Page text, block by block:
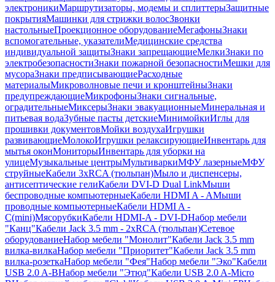
электроникиМаршрутизаторы, модемы и сплиттерыЗащитные
покрытияМашинки для стрижки волосЗвонки
настольныеПроекционное оборудованиеМегафоныЗнаки
вспомогательные, указателиМедицинские средства
индивидуальной защитыЗнаки запрещающиеМелкиЗнаки по
электробезопасностиЗнаки пожарной безопасностиМешки для
мусораЗнаки предписывающиеРасходные
материалыМикроволновые печи и кронштейныЗнаки
предупреждающиеМикрофоныЗнаки сигнальные,
оградительныеМиксерыЗнаки эвакуационныеМинеральная и
питьевая водаЗубные пасты детскиеМинимойкиИглы для
прошивки документовМойки воздухаИгрушки
развивающиеМолокоИгрушки релаксирующиеИнвентарь для
мытья оконМониторыИнвентарь для уборки на
улицеМузыкальные центрыМультиваркиМФУ лазерныеМФУ
струйныеКабели 3xRCA (тюльпан)Мыло и диспенсеры,
антисептические гелиКабели DVI-D Dual LinkМыши
беспроводные компьютерныеКабели HDMI A - AМыши
проводные компьютерныеКабели HDMI A -
C(mini)МясорубкиКабели HDMI-A - DVI-DНабор мебели
"Канц"Кабели Jack 3.5 mm - 2xRCA (тюльпан)Сетевое
оборудованиеНабор мебели "Монолит"Кабели Jack 3.5 mm
вилка-вилкаНабор мебели "Приоритет"Кабели Jack 3.5 mm
вилка-розеткаНабор мебели "Фея"Набор мебели "Эко"Кабели
USB 2.0 A-BНабор мебели "Этюд"Кабели USB 2.0 A-Micro